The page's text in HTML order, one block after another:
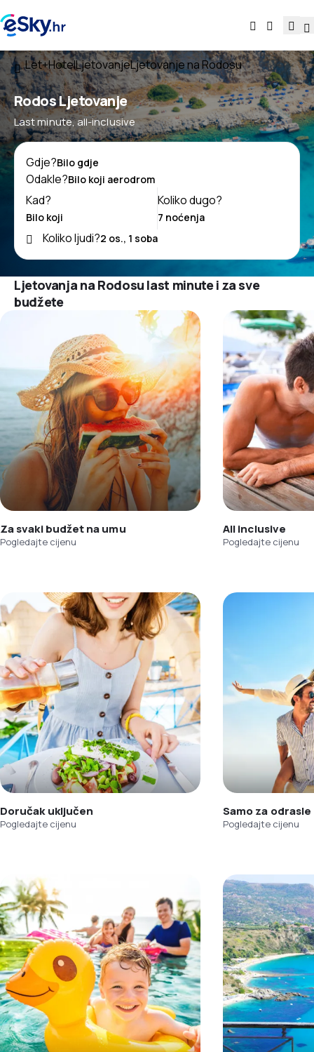
Let+HotelLjetovanjeLjetovanje na Rodosu
Rodos Ljetovanje
Last minute, all-inclusive
Gdje?
Odakle?
Kad?
Koliko dugo?
Koliko ljudi?
Ljetovanja na Rodosu last minute i za sve
budžete
Za svaki budžet na umu
Pogledajte cijenu
All inclusive
Pogledajte cijenu
Doručak uključen
Pogledajte cijenu
Samo za odrasle
Pogledajte cijenu